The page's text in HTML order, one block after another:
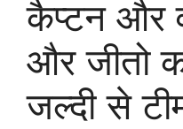
कैप्टन और
और जीतो
जल्दी से